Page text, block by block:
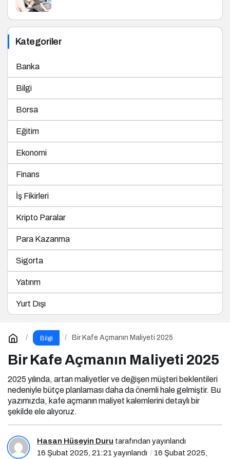
Kategoriler
Banka
Bilgi
Borsa
Eğitim
Ekonomi
Finans
İş Fikirleri
Kripto Paralar
Para Kazanma
Sigorta
Yatırım
Yurt Dışı
Bilgi Bir Kafe Açmanın Maliyeti 2025
Bir Kafe Açmanın Maliyeti 2025
2025 yılında, artan maliyetler ve değişen müşteri beklentileri
nedeniyle bütçe planlaması daha da önemli hale gelmiştir. Bu
yazımızda, kafe açmanın maliyet kalemlerini detaylı bir
şekilde ele alıyoruz.
Hasan Hüseyin Duru tarafından yayınlandı
16 Şubat 2025, 21:21 yayınlandı
16 Şubat 2025,